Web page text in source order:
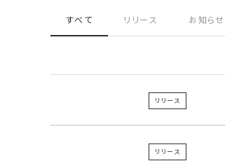
すべて リリース お知らせ
リリース
リリース